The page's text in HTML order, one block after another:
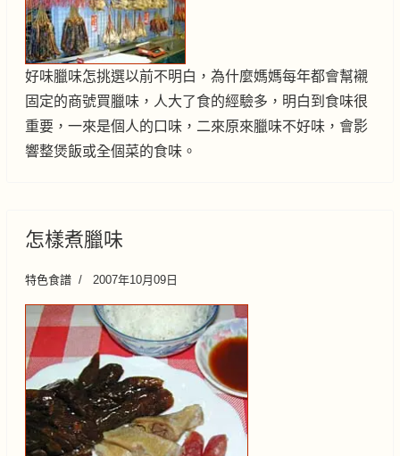
好味臘味怎挑選以前不明白，為什麼媽媽每年都會幫襯
固定的商號買臘味，人大了食的經驗多，明白到食味很
重要，一來是個人的口味，二來原來臘味不好味，會影
響整煲飯或全個菜的食味。
怎樣煮臘味
特色食譜 2007年10月09日